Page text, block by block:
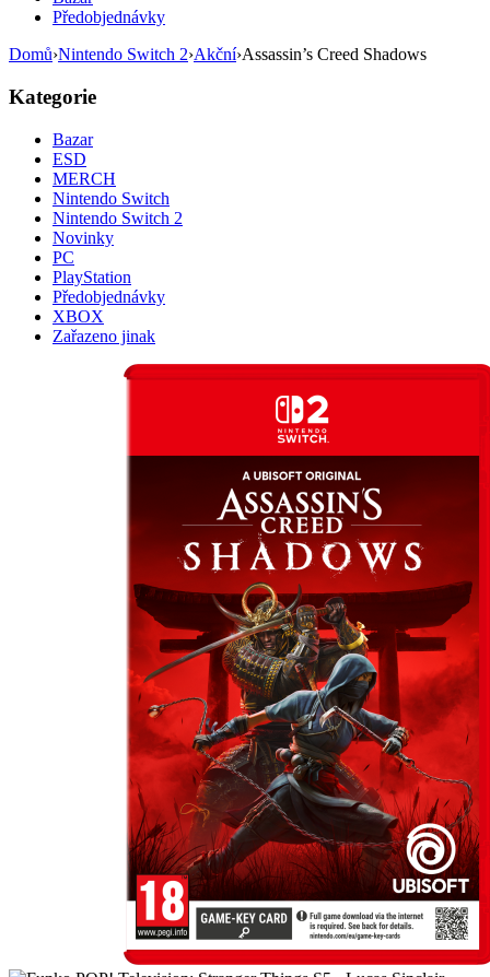
Předobjednávky
Domů›Nintendo Switch 2›Akční›Assassin’s Creed Shadows
Kategorie
Bazar
ESD
MERCH
Nintendo Switch
Nintendo Switch 2
Novinky
PC
PlayStation
Předobjednávky
XBOX
Zařazeno jinak